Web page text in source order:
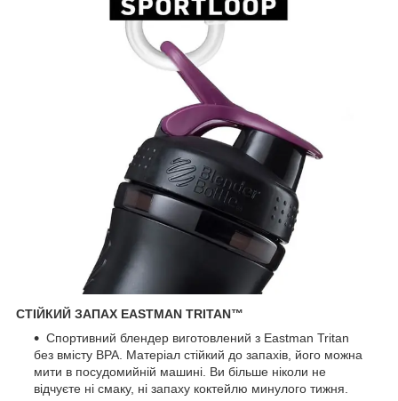
СТІЙКИЙ ЗАПАХ EASTMAN TRITAN™
Спортивний блендер виготовлений з Eastman Tritan
без вмісту BPA. Матеріал стійкий до запахів, його можна
мити в посудомийній машині. Ви більше ніколи не
відчуєте ні смаку, ні запаху коктейлю минулого тижня.